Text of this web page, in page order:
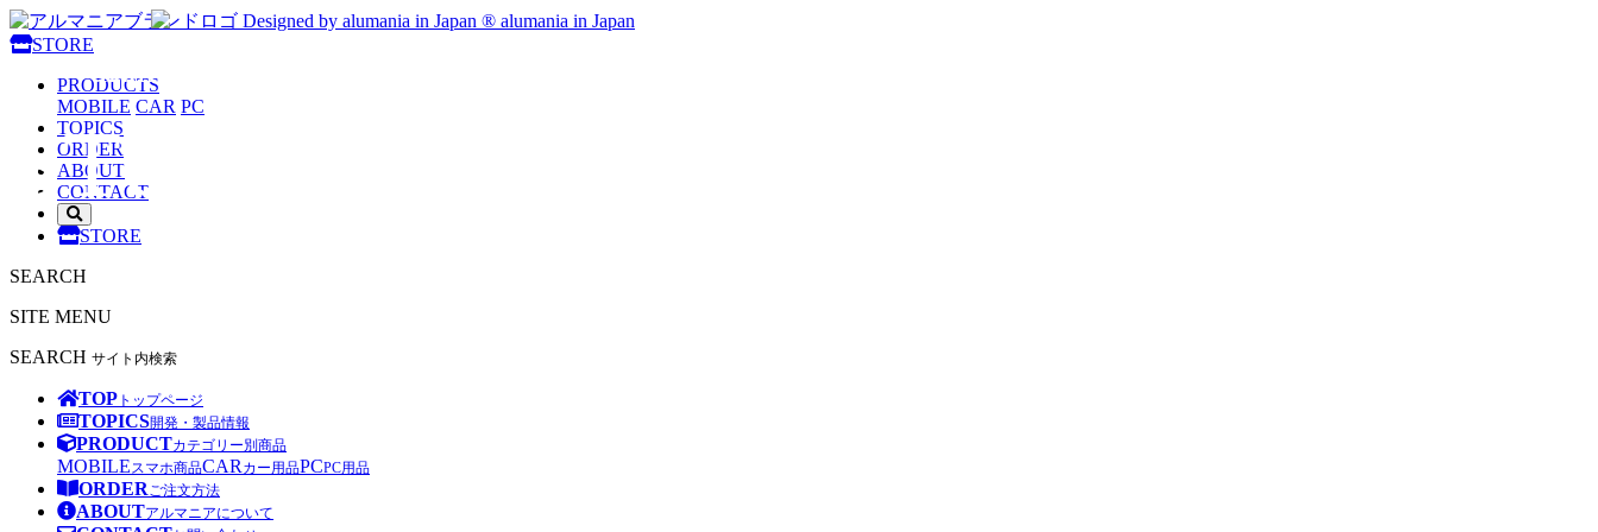
alumania
STORE
Designed by alumania in Japan ® alumania in Japan
STORE
PRODUCTS
MOBILE CAR PC
TOPICS
ORDER
ABOUT
CONTACT
サ
イ
内
索
開
STORE
SEARCH
SITE MENU
SEARCH サイト内検索
TOP トップページ
TOPICS開発・製品情報
PRODUCTカテゴリー別商品
MOBILEスマホ商品CAR カー用品PCPC用品
ORDERご注文方法
ABOUTアルマニアについて